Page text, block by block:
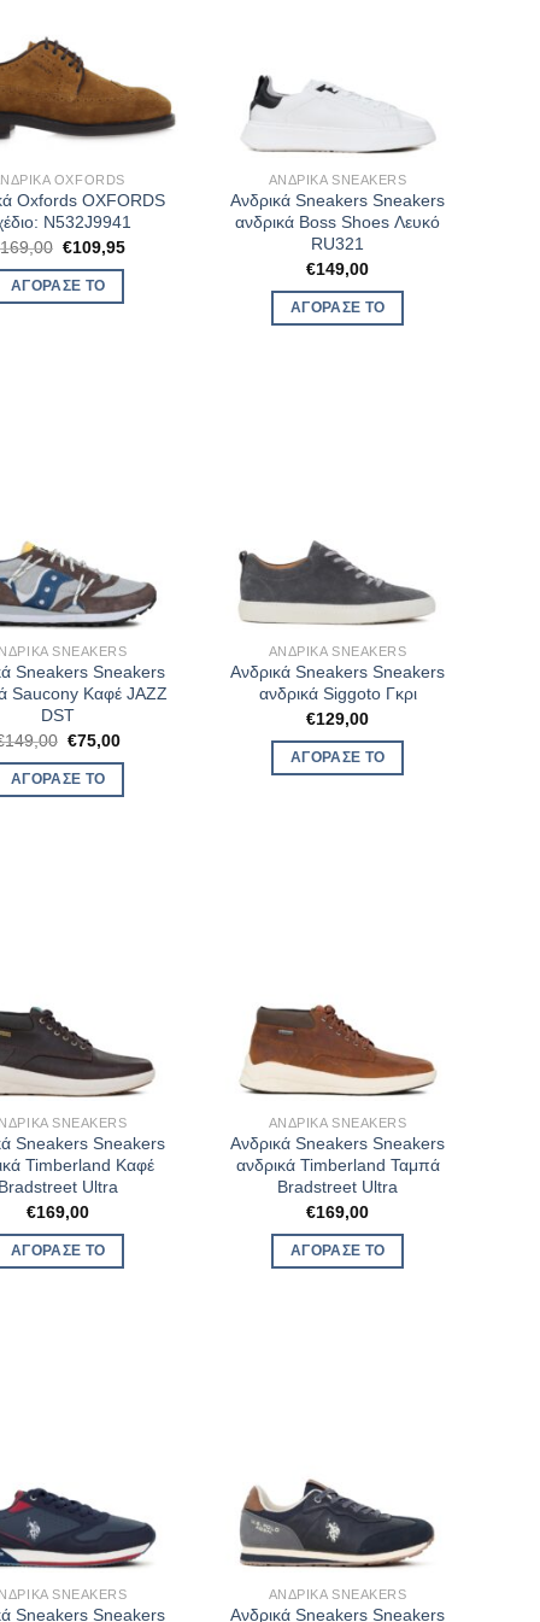
OXFORDS
Oxfords OXFORDS
N532J9941
169,00 Original
was:
€169,00.
€109,95Η
ΑΓΌΡΑΣΈ ΤΟ
ΑΝΔΡΙΚΆ SNEAKERS
Ανδρικά Sneakers Sneakers
ανδρικά Boss Shoes Λευκό
RU321
€149,00
ΑΓΌΡΑΣΈ ΤΟ
SNEAKERS
Sneakers Sneakers
Saucony Καφέ JAZZ
DST
149,00 Original
was:
€149,00.
€75,00Η
ΑΓΌΡΑΣΈ ΤΟ
ΑΝΔΡΙΚΆ SNEAKERS
Ανδρικά Sneakers Sneakers
ανδρικά Siggoto Γκρι
€129,00
ΑΓΌΡΑΣΈ ΤΟ
SNEAKERS
Sneakers Sneakers
Timberland Καφέ
Bradstreet Ultra
€169,00
ΑΓΌΡΑΣΈ ΤΟ
ΑΝΔΡΙΚΆ SNEAKERS
Ανδρικά Sneakers Sneakers
ανδρικά Timberland Ταμπά
Bradstreet Ultra
€169,00
ΑΓΌΡΑΣΈ ΤΟ
SNEAKERS
Sneakers Sneakers
ΑΝΔΡΙΚΆ SNEAKERS
Ανδρικά Sneakers Sneakers